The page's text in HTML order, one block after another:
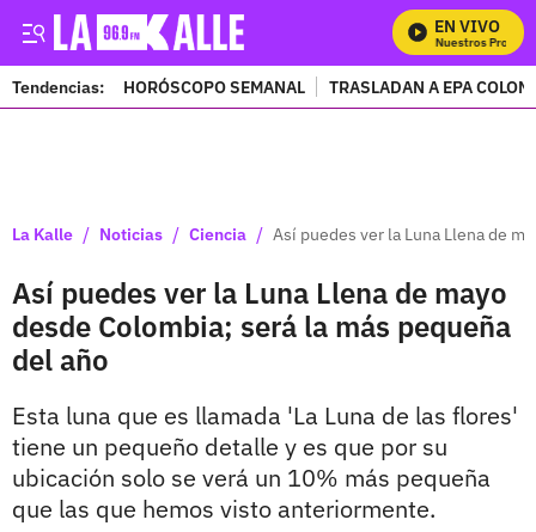
EN VIVO
Mira Todos Nuestros
Tendencias: HORÓSCOPO SEMANAL TRASLADAN A EPA
La Kalle / Noticias / Ciencia / Así puedes ver la Luna Llena de
Así puedes ver la Luna Llena de mayo
desde Colombia; será la más pequeña
del año
Esta luna que es llamada 'La Luna de las flores'
tiene un pequeño detalle y es que por su
ubicación solo se verá un 10% más pequeña
que las que hemos visto anteriormente.